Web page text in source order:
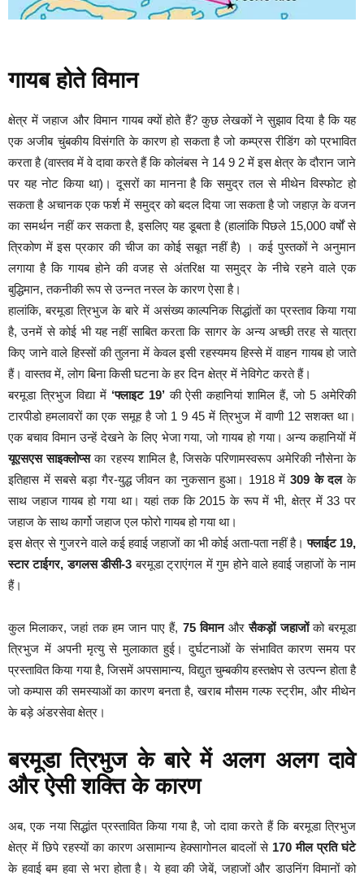
गायब होते विमान
क्षेत्र में जहाज और विमान गायब क्यों होते हैं? कुछ लेखकों ने सुझाव दिया है कि यह
एक अजीब चुंबकीय विसंगति के कारण हो सकता है जो कम्प्रस रीडिंग को प्रभावित
करता है (वास्तव में वे दावा करते हैं कि कोलंबस ने 14 9 2 में इस क्षेत्र के दौरान जाने
पर यह नोट किया था)। दूसरों का मानना ​​है कि समुद्र तल से मीथेन विस्फोट हो
सकता है अचानक एक फर्श में समुद्र को बदल दिया जा सकता है जो जहाज़ के वजन
का समर्थन नहीं कर सकता है, इसलिए यह डूबता है (हालांकि पिछले 15,000 वर्षों से
त्रिकोण में इस प्रकार की चीज का कोई सबूत नहीं है) । कई पुस्तकों ने अनुमान
लगाया है कि गायब होने की वजह से अंतरिक्ष या समुद्र के नीचे रहने वाले एक
बुद्धिमान, तकनीकी रूप से उन्नत नस्ल के कारण ऐसा है।
हालांकि, बरमूडा त्रिभुज के बारे में असंख्य काल्पनिक सिद्धांतों का प्रस्ताव किया गया
है, उनमें से कोई भी यह नहीं साबित करता कि सागर के अन्य अच्छी तरह से यात्रा
किए जाने वाले हिस्सों की तुलना में केवल इसी रहस्यमय हिस्से में वाहन गायब हो जाते
हैं। वास्तव में, लोग बिना किसी घटना के हर दिन क्षेत्र में नेविगेट करते हैं।
बरमूडा त्रिभुज विद्या में ‘फ्लाइट 19’की ऐसी कहानियां शामिल हैं, जो 5 अमेरिकी
टारपीडो हमलावरों का एक समूह है जो 1 9 45 में त्रिभुज में वाणी 12 सशक्त था।
एक बचाव विमान उन्हें देखने के लिए भेजा गया, जो गायब हो गया। अन्य कहानियों में
यूएसएस साइक्लोप्सका रहस्य शामिल है, जिसके परिणामस्वरूप अमेरिकी नौसेना के
इतिहास में सबसे बड़ा गैर-युद्ध जीवन का नुकसान हुआ। 1918 में309 के दलके
साथ जहाज गायब हो गया था। यहां तक ​​कि 2015 के रूप में भी, क्षेत्र में 33 पर
जहाज के साथ कार्गो जहाज एल फोरो गायब हो गया था।
इस क्षेत्र से गुजरने वाले कई हवाई जहाजों का भी कोई अता-पता नहीं है। फ्लाईट 19,
स्टार टाईगर, डगलस डीसी-3 बरमूडा ट्राएंगल में गुम होने वाले हवाई जहाजों के नाम
हैं।
कुल मिलाकर, जहां तक ​​हम जान पाए हैं, 75 विमानऔरसैकड़ों जहाजोंको बरमूडा
त्रिभुज में अपनी मृत्यु से मुलाकात हुई। दुर्घटनाओं के संभावित कारण समय पर
प्रस्तावित किया गया है, जिसमें अपसामान्य, विद्युत चुम्बकीय हस्तक्षेप से उत्पन्न होता है
जो कम्पास की समस्याओं का कारण बनता है, खराब मौसम गल्फ स्ट्रीम, और मीथेन
के बड़े अंडरसेवा क्षेत्र।
बरमूडा त्रिभुज के बारे में अलग अलग दावे
और ऐसी शक्ति के कारण
अब, एक नया सिद्धांत प्रस्तावित किया गया है, जो दावा करते हैं कि बरमूडा त्रिभुज
क्षेत्र में छिपे रहस्यों का कारण असामान्य हेक्सागोनल बादलों से 170 मील प्रति घंटे
के हवाई बम हवा से भरा होता है। ये हवा की जेबें, जहाजों और डाउनिंग विमानों को